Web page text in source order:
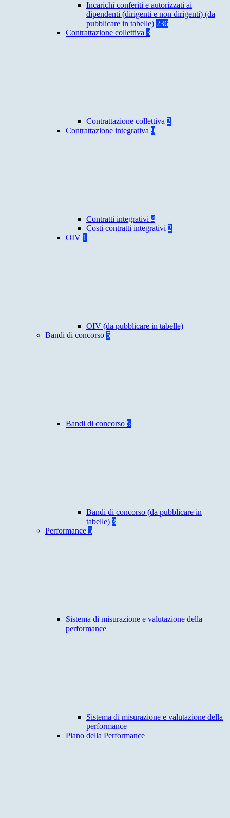
Incarichi conferiti e autorizzati ai
dipendenti (dirigenti e non dirigenti) (da
pubblicare in tabelle) 236
Contrattazione collettiva 3
Contrattazione collettiva 2
Contrattazione integrativa 9
Contratti integrativi 4
Costi contratti integrativi 2
OIV 1
OIV (da pubblicare in tabelle)
Bandi di concorso 5
Bandi di concorso 5
Bandi di concorso (da pubblicare in
tabelle) 3
Performance 5
Sistema di misurazione e valutazione della
performance
Sistema di misurazione e valutazione della
performance
Piano della Performance